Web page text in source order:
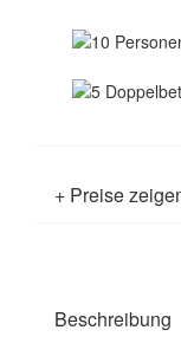
+ Preise
Beschreibung